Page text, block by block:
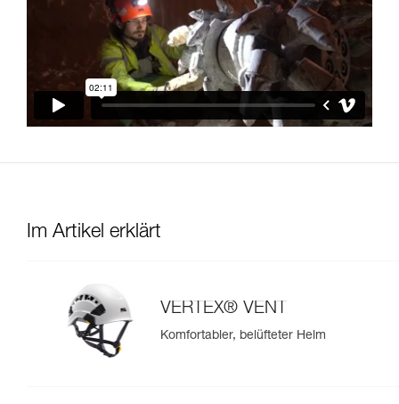
Im Artikel erklärt
VERTEX® VENT
Komfortabler, belüfteter Helm